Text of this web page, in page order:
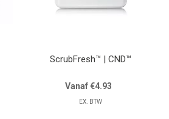
ScrubFresh™ | CND™
Vanaf €4.93
EX. BTW